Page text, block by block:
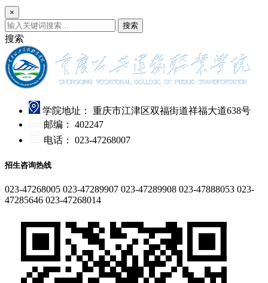
×
搜索
搜索
学院地址：
重庆市江津区双福街道祥福大道638号
邮编：
402247
电话：
023-47268007
招生咨询热线
023-47268005 023-47289907 023-47289908 023-47888053 023-
47285646 023-47268014